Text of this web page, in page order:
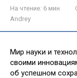
На чтение: 6 мин
Andrey
Мир науки и
своими
об успешном